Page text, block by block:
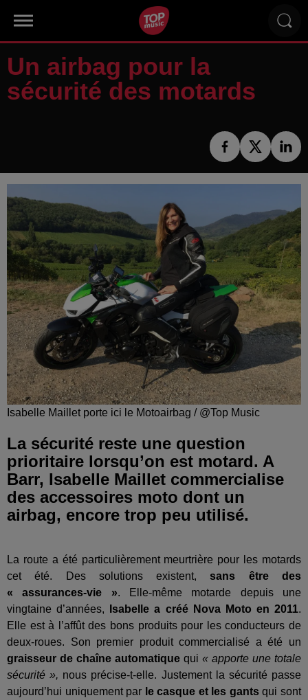
Un airbag pour la
sécurité des motards
Isabelle Maillet porte ici le Motoairbag / @Top Music
La sécurité reste une question
prioritaire lorsqu’on est motard. A
Barr, Isabelle Maillet commercialise
des accessoires moto dont un
airbag, encore trop peu utilisé.
La route a été particulièrement meurtrière pour les motards
cet été. Des solutions existent,sans être des
« assurances-vie ». Elle-même motarde depuis une
vingtaine d’années,
Isabelle a créé Nova Moto en 2011.
Elle est à l’affût des bons produits pour les conducteurs de
deux-roues. Son premier produit commercialisé a été un
graisseur de chaîne automatique qui « apporte une totale
sécurité », nous précise-t-elle. Justement la sécurité passe
aujourd’hui uniquement par le casque et les gantsqui sont